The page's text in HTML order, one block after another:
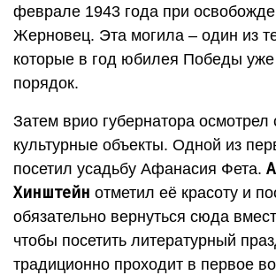
феврале 1943 года при
Жерновец. Эта могила – один из
которые в год юбилея Победы
порядок.
Затем врио губернатора
культурные объекты. Одной из
посетил усадьбу Афанасия Фета.
Хинштейн отметил её красоту и
обязательно вернуться сюда
чтобы посетить литературный
традиционно проходит в первое